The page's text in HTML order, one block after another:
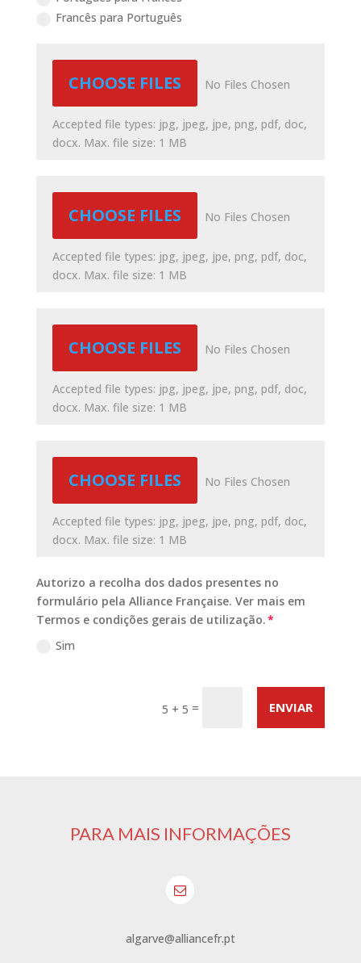
Francês para Português
CHOOSE FILES No Files Chosen
Accepted file types: jpg, jpeg, jpe, png, pdf, doc,
docx. Max. file size: 1 MB
CHOOSE FILES No Files Chosen
Accepted file types: jpg, jpeg, jpe, png, pdf, doc,
docx. Max. file size: 1 MB
CHOOSE FILES No Files Chosen
Accepted file types: jpg, jpeg, jpe, png, pdf, doc,
docx. Max. file size: 1 MB
CHOOSE FILES No Files Chosen
Accepted file types: jpg, jpeg, jpe, png, pdf, doc,
docx. Max. file size: 1 MB
Autorizo a recolha dos dados presentes no
formulário pela Alliance Française. Ver mais em
Termos e condições gerais de utilização.
Sim
5 + 5 = ENVIAR
PARA MAIS INFORMAÇÕES
algarve@alliancefr.pt